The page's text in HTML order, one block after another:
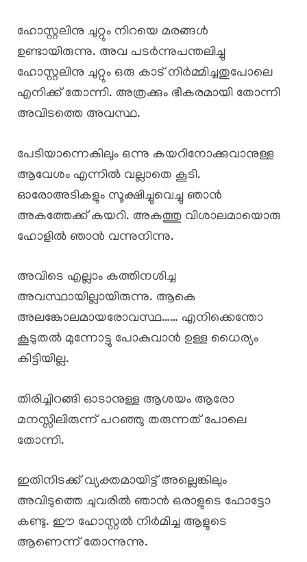
ഹോസ്റ്റലിനു ചുറ്റും നിറയെ മരങ്ങൾ
ഉണ്ടായിരുന്നു. അവ പടർന്നുപന്തലിച്ചു
ഹോസ്റ്റലിനു ചുറ്റും ഒരു കാട് നിർമ്മിച്ചതുപോലെ
എനിക്ക് തോന്നി. അത്രക്കും ഭീകരമായി തോന്നി
അവിടത്തെ അവസ്ഥ.
പേടിയാന്നെകിലും ഒന്നു കയറിനോക്കുവാനുള്ള
ആവേശം എന്നിൽ വല്ലാതെ കൂടി.
ഓരോഅടികളും സൂക്ഷിച്ചുവെച്ചു ഞാൻ
അകത്തേക്ക് കയറി. അകത്തു വിശാലമായൊരു
ഹോളിൽ ഞാൻ വന്നുനിന്നു.
അവിടെ എല്ലാം കത്തിനശിച്ച
അവസ്ഥായില്ലായിരുന്നു. ആകെ
അലങ്കോലമായരോവസ്ഥ…… എനിക്കെന്തോ
കൂടുതൽ മുന്നോട്ടു പോകുവാൻ ഉള്ള ധൈര്യം
കിട്ടിയില്ല.
തിരിച്ചിറങ്ങി ഓടാനുള്ള ആശയം ആരോ
മനസ്സിലിരുന്ന് പറഞ്ഞു തരുന്നത് പോലെ
തോന്നി.
ഇതിനിടക്ക് വ്യക്തമായിട്ട് അല്ലെങ്കിലും
അവിടുത്തെ ചുവരിൽ ഞാൻ ഒരാളുടെ ഫോട്ടോ
കണ്ടു. ഈ ഹോസ്റ്റൽ നിർമിച്ച ആളുടെ
ആണെന്ന് തോന്നുന്നു.